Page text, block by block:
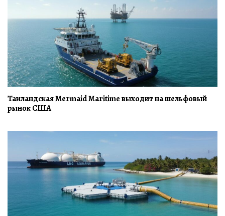
Таиландская Mermaid Maritime выходит на шельфовый
рынок США